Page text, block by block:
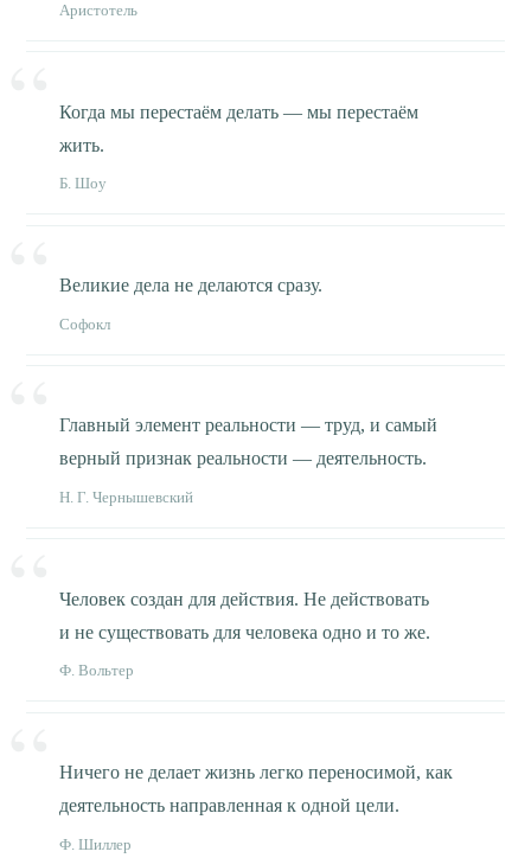
Аристотель
Когда мы перестаём делать — мы перестаём
жить.
Б. Шоу
Великие дела не делаются сразу.
Софокл
Главный элемент реальности — труд, и самый
верный признак реальности — деятельность.
Н. Г. Чернышевский
Человек создан для действия. Не действовать
и не существовать для человека одно и то же.
Ф. Вольтер
Ничего не делает жизнь легко переносимой, как
деятельность направленная к одной цели.
Ф. Шиллер